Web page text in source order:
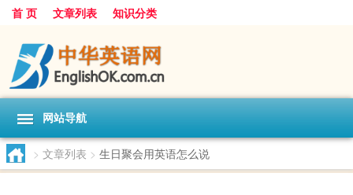
首 页 文章列表 知识分类
网站导航
> 文章列表 > 生日聚会用英语怎么说